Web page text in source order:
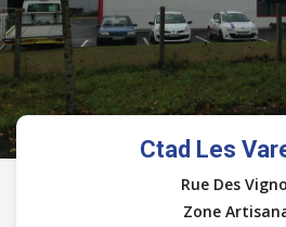
Ctad Les
Rue Des
Zone